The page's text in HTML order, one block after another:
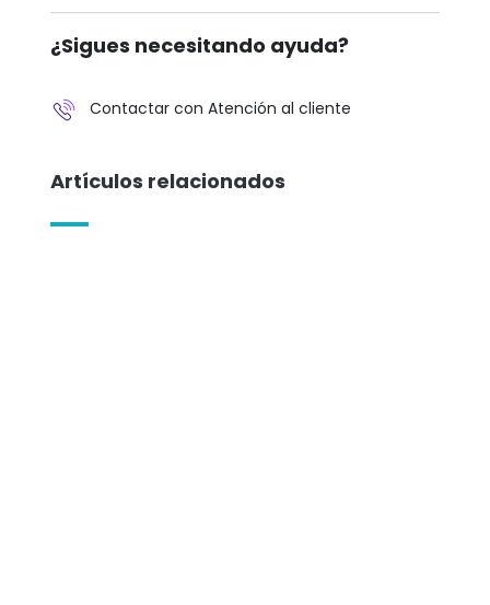
¿Sigues necesitando ayuda?
Contactar con Atención al cliente
Artículos relacionados